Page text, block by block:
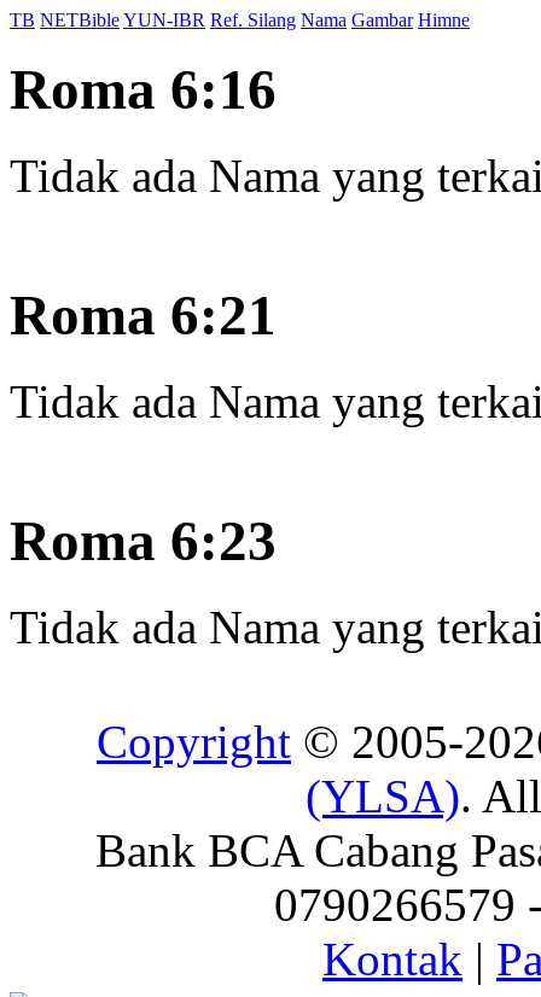
TB NETBibleYUN-IBR Ref. Silang Nama Gambar Himne
Roma 6:16
Tidak ada Nama yang
Roma 6:21
Tidak ada Nama yang
Roma 6:23
Tidak ada Nama yang
Copyright © 2005-
(YLSA).
Bank BCA Cabang
0790266579
Kontak |